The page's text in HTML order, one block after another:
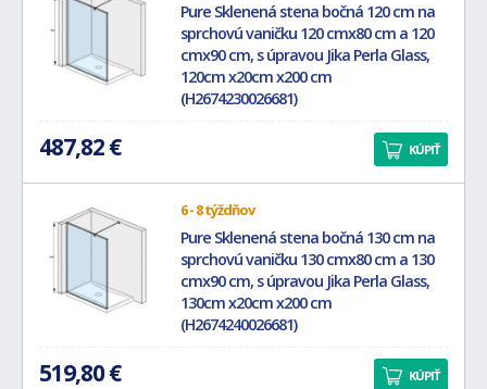
Pure Sklenená stena bočná 120 cm na
sprchovú vaničku 120 cmx80 cm a 120
cmx90 cm, s úpravou Jika Perla Glass,
120cm x20cm x200 cm
(H2674230026681)
487,82 € KÚPIŤ
6 - 8 týždňov
Pure Sklenená stena bočná 130 cm na
sprchovú vaničku 130 cmx80 cm a 130
cmx90 cm, s úpravou Jika Perla Glass,
130cm x20cm x200 cm
(H2674240026681)
519,80 € KÚPIŤ